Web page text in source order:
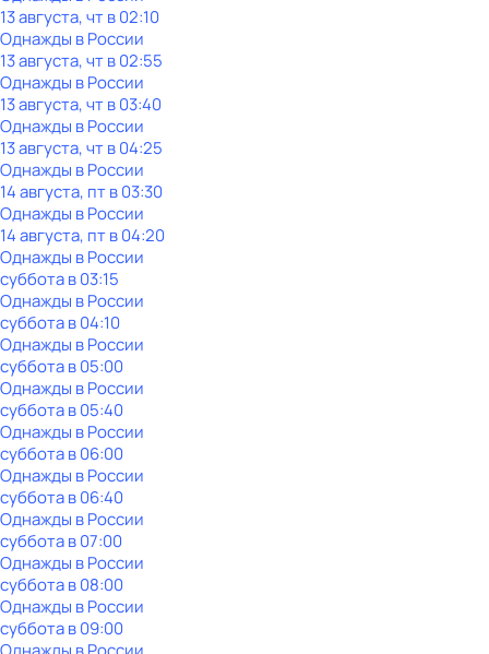
13 августа, чт в 02:10
Однажды в России
13 августа, чт в 02:55
Однажды в России
13 августа, чт в 03:40
Однажды в России
13 августа, чт в 04:25
Однажды в России
14 августа, пт в 03:30
Однажды в России
14 августа, пт в 04:20
Однажды в России
субботав03:15
Однажды в России
субботав04:10
Однажды в России
субботав05:00
Однажды в России
субботав05:40
Однажды в России
субботав06:00
Однажды в России
субботав06:40
Однажды в России
субботав07:00
Однажды в России
субботав08:00
Однажды в России
субботав09:00